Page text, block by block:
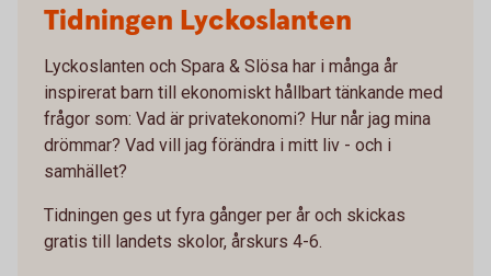
Tidningen Lyckoslanten
Lyckoslanten och Spara & Slösa har i många år
inspirerat barn till ekonomiskt hållbart tänkande med
frågor som: Vad är privatekonomi? Hur når jag mina
drömmar? Vad vill jag förändra i mitt liv - och i
samhället?
Tidningen ges ut fyra gånger per år och skickas
gratis till landets skolor, årskurs 4-6.